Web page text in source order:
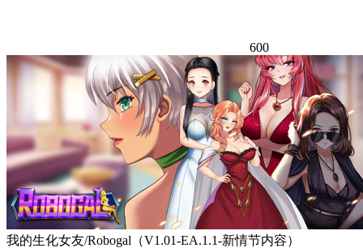
600
我的生化女友/Robogal（V1.01-EA.1.1-新情节内容）